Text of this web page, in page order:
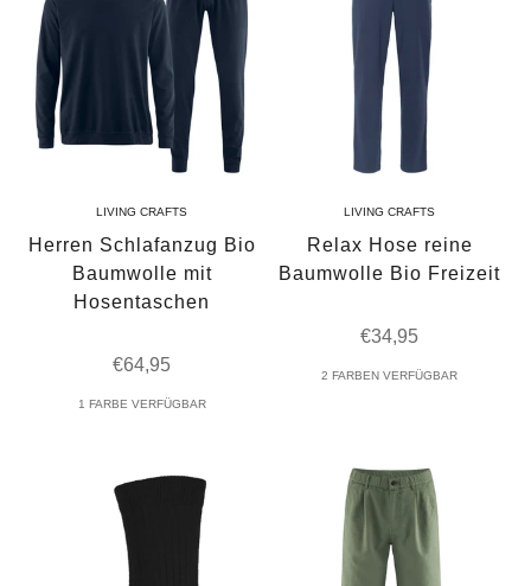
LIVING CRAFTS
Herren Schlafanzug Bio
Baumwolle mit
Hosentaschen
Angebot
€64,95
1 FARBE VERFÜGBAR
LIVING CRAFTS
Relax Hose reine
Baumwolle Bio Freizeit
Angebot
€34,95
2 FARBEN VERFÜGBAR